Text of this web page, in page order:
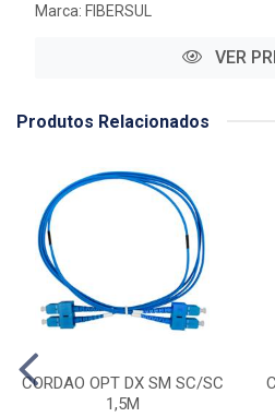
Marca: FIBERSUL
VER
Produtos Relacionados
CORDAO OPT DX SM SC/SC
1,5M